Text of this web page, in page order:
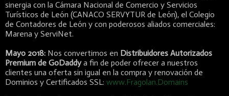
sinergia con la Cámara Nacional de Comercio y Servicios
Turísticos de León (CANACO SERVYTUR de León), el Colegio
de Contadores de León y con poderosos aliados comerciales:
Marena y ServiNet.
Mayo 2018: Nos convertimos en Distribuidores Autorizados
Premium de GoDaddya fin de poder ofrecer a nuestros
clientes una oferta sin igual en la compra y renovación de
Dominios y Certificados SSL: www.Fragolan.Domains